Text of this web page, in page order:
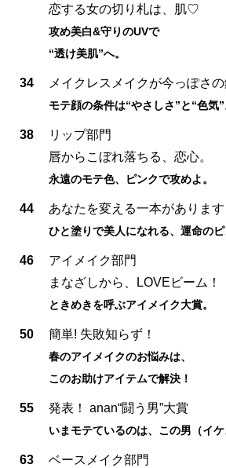
恋する女の切り札は、肌♡
攻め美白&守りのUVで
“透け美肌”へ。
34 メイクレスメイクが今っぽさの
モテ顔の条件は“やさしさ”と“色気”
38
リップ部門
唇からこぼれ落ちる、恋心。
永遠のモテ色、ピンクで攻めよ。
44 あなたを変える一本があります
ひと塗りで美人になれる、運命の
46
アイメイク部門
まなざしから、LOVEビーム！
ときめきを呼ぶアイメイク大賞。
50 簡単! 失敗知らず！
春のアイメイクのお悩みは、
このお助けアイテムで解決！
55 発表！ anan“闘う男”大賞
いまモテているのは、この男（イケ
63
ベースメイク部門